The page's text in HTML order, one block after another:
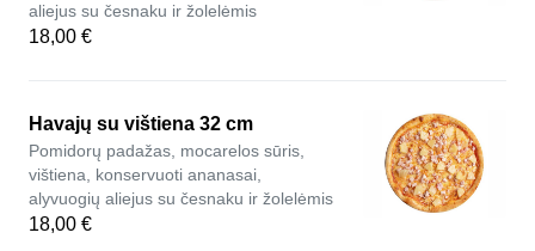
aliejus su česnaku ir žolelėmis
18,00 €
Havajų su vištiena 32 cm
Pomidorų padažas, mocarelos sūris,
vištiena, konservuoti ananasai,
alyvuogių aliejus su česnaku ir žolelėmis
18,00 €